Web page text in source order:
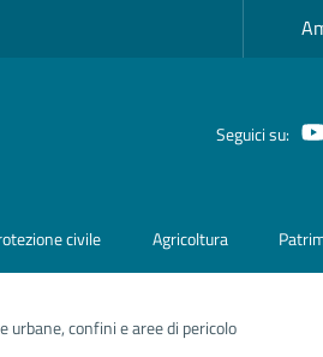
Seguici su:
civile Agricoltura
urbane, confini e aree di pericolo